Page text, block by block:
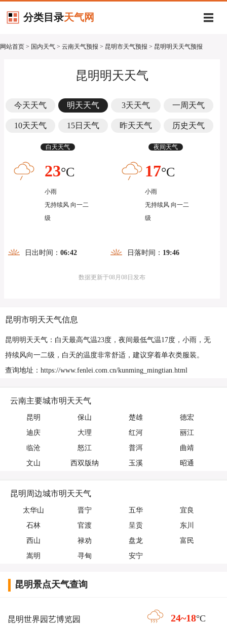
分类目录天气网
网站首页 > 国内天气 > 云南天气预报 > 昆明市天气预报 > 昆明明天天气预报
昆明明天天气
今天天气 明天天气 3天天气 一周天气
10天天气 15日天气 昨天天气 历史天气
白天天气
23°C
小雨
无持续风 向一二
级
夜间天气
17°C
小雨
无持续风 向一二
级
日出时间： 06:42 日落时间： 19:46
数据更新于08月08日发布
昆明市明天天气信息
昆明明天天气：白天最高气温23度，夜间最低气温17度，小雨，无
持续风向一二级，白天的温度非常舒适，建议穿着单衣类服装。
查询地址：https://www.fenlei.com.cn/kunming_mingtian.html
云南主要城市明天天气
昆明 保山 楚雄
德宏
迪庆
大理 红河
丽江
临沧
怒江 普洱
曲靖
文山
西双版纳 玉溪 昭通
昆明周边城市明天天气
太华山 晋宁 五华
宜良
石林
官渡 呈贡
东川
西山
禄劝 盘龙
富民
嵩明
寻甸 安宁
昆明景点天气查询
昆明世界园艺博览园 24~18°C